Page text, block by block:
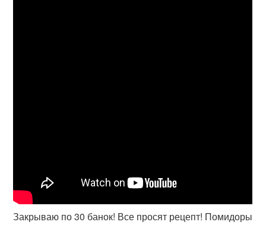
Закрываю по 30 банок! Все просят рецепт! Помидоры